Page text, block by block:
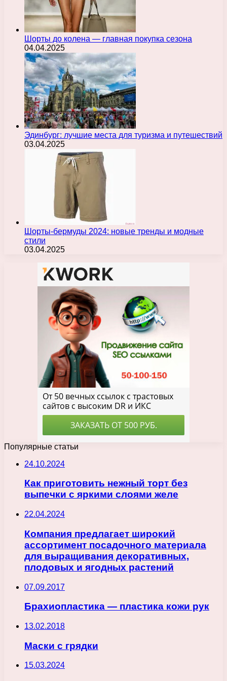
Шорты до колена — главная покупка сезона
04.04.2025
Эдинбург: лучшие места для туризма и путешествий
03.04.2025
Шорты-бермуды 2024: новые тренды и модные
стили
03.04.2025
Популярные статьи
24.10.2024
Как приготовить нежный торт без
выпечки с яркими слоями желе
22.04.2024
Компания предлагает широкий
ассортимент посадочного материала
для выращивания декоративных,
плодовых и ягодных растений
07.09.2017
Брахиопластика — пластика кожи рук
13.02.2018
Маски с грядки
15.03.2024